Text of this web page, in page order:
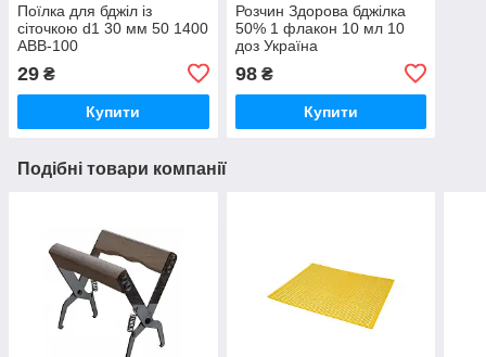
Поїлка для бджіл із
сіточкою d1 30 мм 50 1400
АВВ-100
29 ₴
Купити
Розчин Здорова бджілка
50% 1 флакон 10 мл 10
доз Україна
98₴
Купити
Подібні товари компанії